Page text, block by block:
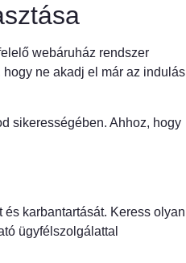
webáruház rendszer
ne akadj el már az indulás
sikerességében. Ahhoz, hogy
karbantartását. Keress olyan
ügyfélszolgálattal